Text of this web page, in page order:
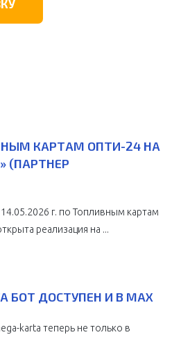
КАРТАМ ОПТИ-24 НА
(ПАРТНЕР
г. по Топливным картам
реализация на ...
БОТ ДОСТУПЕН И В MAX
karta теперь не только в